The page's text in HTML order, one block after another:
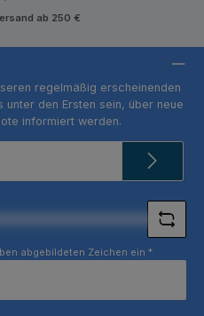
ab 250 €
regelmäßig erscheinenden
den Ersten sein, über neue
informiert werden.
abgebildeten Zeichen ein *